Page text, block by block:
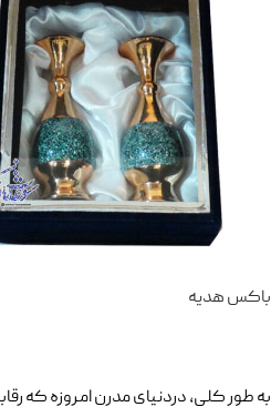
باکس هدیه
به طور کلی، دردنیای مدرن امروزه که